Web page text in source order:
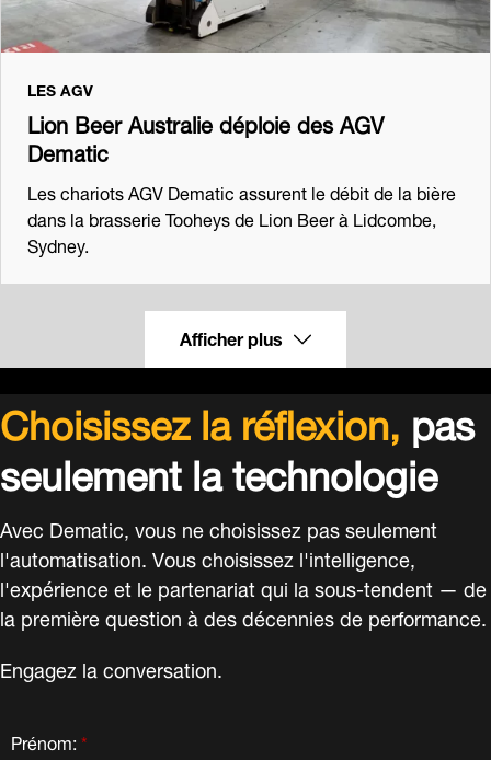
LES AGV
Lion Beer Australie déploie des AGV
Dematic
Les chariots AGV Dematic assurent le débit de la bière
dans la brasserie Tooheys de Lion Beer à Lidcombe,
Sydney.
Afficher plus
Choisissez la réflexion,pas
seulement la technologie
Avec Dematic, vous ne choisissez pas seulement
l'automatisation. Vous choisissez l'intelligence,
l'expérience et le partenariat qui la sous-tendent — de
la première question à des décennies de performance.
Engagez la conversation.
*
Prénom: